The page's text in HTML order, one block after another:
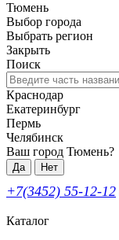
Тюмень
Выбор города
Выбрать регион
Закрыть
Поиск
Краснодар
Екатеринбург
Пермь
Челябинск
Ваш город Тюмень?
Да Нет
+7(3452) 55-12-12
Каталог